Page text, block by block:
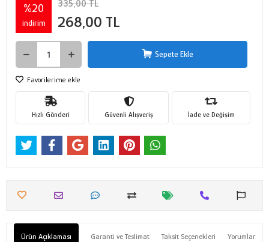
%20
indirim
335,00 TL
268,00 TL
Sepete Ekle
Favorilerime ekle
Hızlı Gönderi Güvenli Alışveriş İade ve Değişim
Ürün Açıklaması Garanti ve Teslimat Taksit Seçenekleri Yorumlar